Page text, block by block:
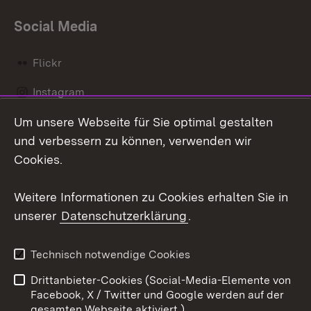
Social Media
Flickr
Instagram
Social Wall
Barrierefreiheit
Benutzungshinweise
Impressum
Cookies
Um unsere Webseite für Sie optimal gestalten
und verbessern zu können, verwenden wir
Cookies.
Weitere Informationen zu Cookies erhalten Sie in
unserer Datenschutzerklärung.
Technisch notwendige Cookies
Drittanbieter-Cookies (Social-Media-Elemente von
Facebook, X / Twitter und Google werden auf der